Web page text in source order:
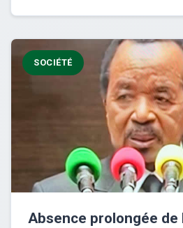
SOCIÉTÉ
Absence prolongée de